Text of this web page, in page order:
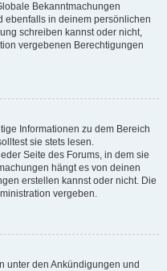
Bekanntmachungen
ebenfalls in deinem persönlichen
schreiben kannst oder nicht,
vergebenen Berechtigungen
Informationen zu dem Bereich
sie stets lesen.
Seite des Forums, in dem sie
hängt es von deinen
erstellen kannst oder nicht. Die
vergeben.
unter den Ankündigungen und